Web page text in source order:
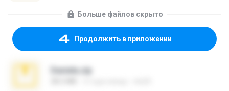
Больше файлов скрыто
Продолжить в приложении
Daniela.zip